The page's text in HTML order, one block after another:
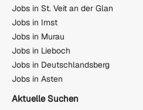
Jobs in St. Veit an der Glan
Jobs in Imst
Jobs in Murau
Jobs in Lieboch
Jobs in Deutschlandsberg
Jobs in Asten
Aktuelle Suchen